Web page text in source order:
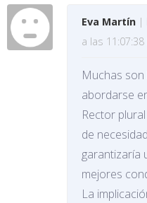
Eva Martín |
a las
Muchas
abordarse
Rector
de
garantizaría
mejores
La